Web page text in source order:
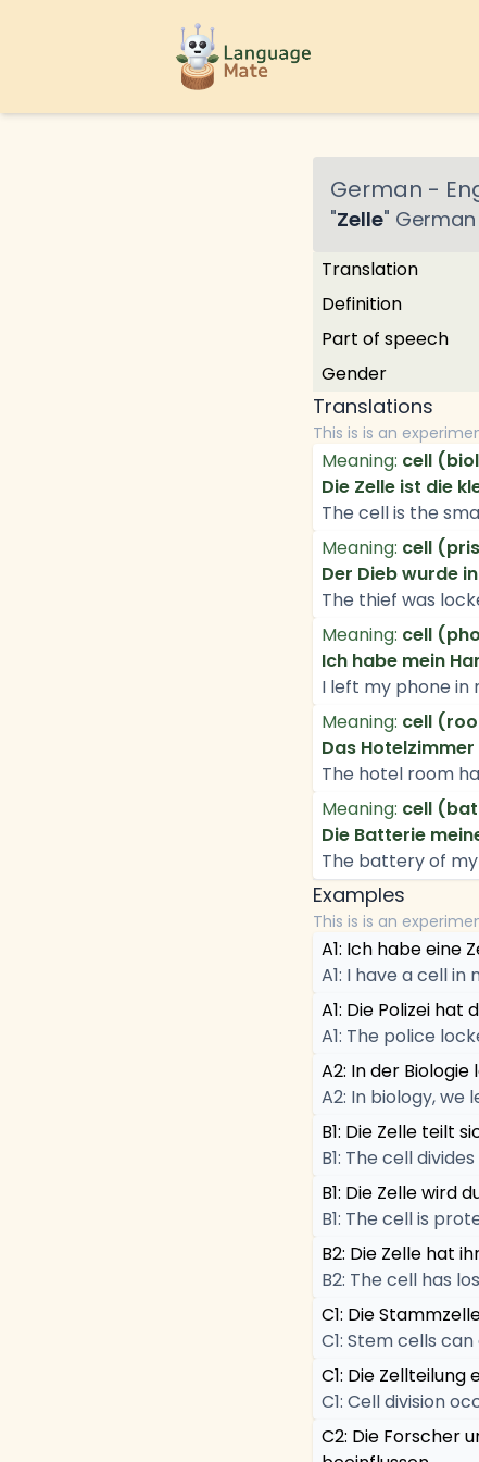
German -
"Zelle" German
Translation
Definition
Part of speech
Gender
Translations
This is is an
Meaning: cell
Die Zelle ist die
The cell is the
Meaning: cell
Der Dieb wurde
The thief was
Meaning: cell
Ich habe mein
I left my phone in
Meaning: cell
Das
The hotel room
Meaning: cell
Die Batterie
The battery of
Examples
This is is an
A1: Ich habe eine
A1: I have a cell in
A1: Die Polizei
A1: The police
A2: In der
A2: In biology,
B1: Die Zelle teilt
B1: The cell
B1: Die Zelle wird
B1: The cell is
B2: Die Zelle hat
B2: The cell has
C1: Die
C1: Stem cells
C1: Die
C1: Cell division
C2: Die Forscher